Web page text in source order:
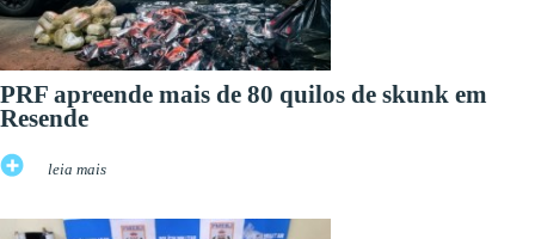
PRF apreende mais de 80 quilos de skunk em
Resende
leia mais